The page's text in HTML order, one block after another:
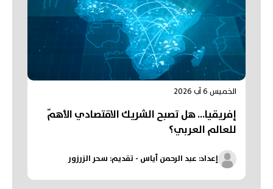
الخميس 6 آب 2026
إفريقيا... هل تصبح الشريك الاقتصادي الأهمّ
للعالم العربي؟
إعداد: عبد الرحمن أياس - تقديم: سحر الزرزور